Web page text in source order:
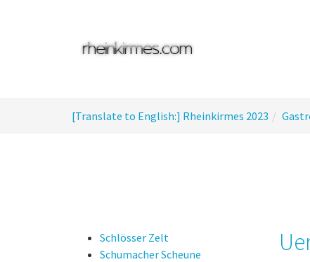
are
[Translate to English:] Rheinkirmes 2023
Schlösser Zelt
Schumacher Scheune